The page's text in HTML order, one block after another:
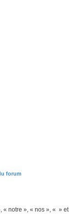
forum
notre », « nos », « »